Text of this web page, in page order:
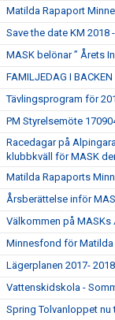
Matilda Rapaport
Save the date KM
MASK belönar ” Årets
FAMILJEDAG I BACKEN
Tävlingsprogram för
PM Styrelsemöte
Racedagar på
klubbkväll för MASK
Matilda Rapaports
Årsberättelse inför
Välkommen på MASKs
Minnesfond för
Lägerplanen 2017- 2018
Vattenskidskola -
Spring Tolvanloppet nu